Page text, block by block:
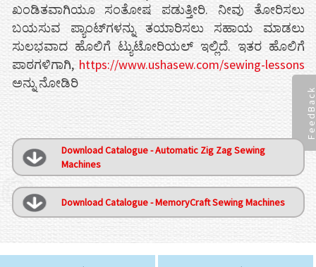
ಖಂಡಿತವಾಗಿಯೂ ಸಂತೋಷ ಪಡುತ್ತೀರಿ. ನೀವು ತೋರಿಸಲು
ಬಯಸುವ ಪ್ಯಾಂಟ್‌ಗಳನ್ನು ತಯಾರಿಸಲು ಸಹಾಯ ಮಾಡಲು
ಸುಲಭವಾದ ಹೊಲಿಗೆ ಟ್ಯುಟೋರಿಯಲ್ ಇಲ್ಲಿದೆ. ಇತರ ಹೊಲಿಗೆ
ಪಾಠಗಳಿಗಾಗಿ, https://www.ushasew.com/sewing-lessons
ಅನ್ನು ನೋಡಿರಿ
Download Catalogue - Automatic Zig Zag Sewing
Machines
Download Catalogue - MemoryCraft Sewing Machines